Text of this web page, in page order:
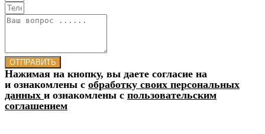
ОТПРАВИТЬ
Нажимая на кнопку, вы даете согласие на
и ознакомлены с обработку своих персональных
данных и ознакомлены с пользовательским
соглашением